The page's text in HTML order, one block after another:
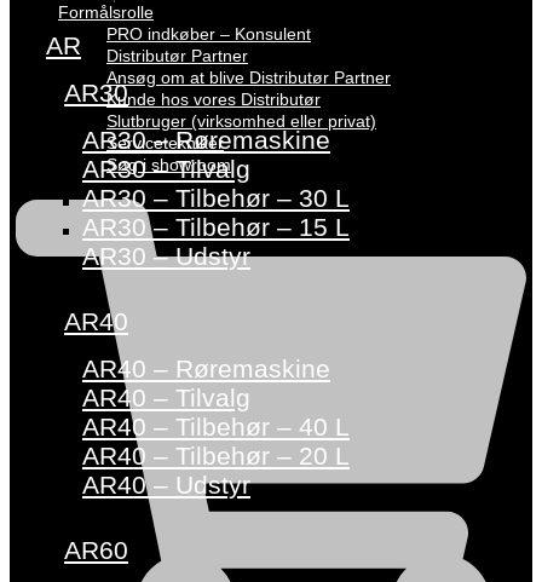
Formålsrolle
PRO indkøber – Konsulent
Distributør Partner
Ansøg om at blive Distributør Partner
Kunde hos vores Distributør
Slutbruger (virksomhed eller privat)
Servicetekniker
Søg i showroom
AR
AR30
AR30 – Røremaskine
AR30 – Tilvalg
AR30 – Tilbehør – 30 L
AR30 – Tilbehør – 15 L
AR30 – Udstyr
AR40
AR40 – Røremaskine
AR40 – Tilvalg
AR40 – Tilbehør – 40 L
AR40 – Tilbehør – 20 L
AR40 – Udstyr
AR60